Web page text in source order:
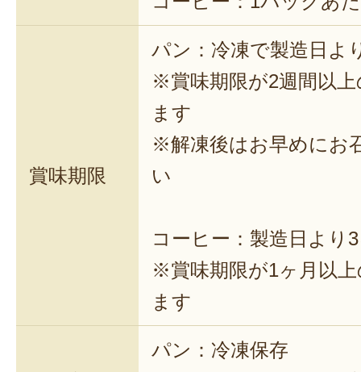
賞味期限
パン：冷凍で製造日よ
※賞味期限が2週間以
ます
※解凍後はお早めにお
い
コーヒー：製造日より
※賞味期限が1ヶ月以
ます
パン：冷凍保存